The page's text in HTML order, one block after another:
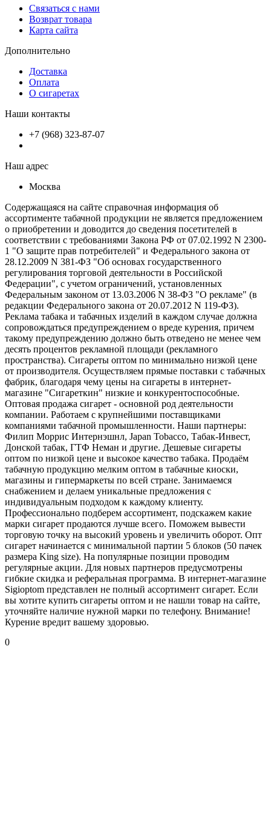
Связаться с нами
Возврат товара
Карта сайта
Дополнительно
Доставка
Оплата
О сигаретах
Наши контакты
+7 (968) 323-87-07
Наш адрес
Москва
Содержащаяся на сайте справочная информация об
ассортименте табачной продукции не является предложением
о приобретении и доводится до сведения посетителей в
соответствии с требованиями Закона РФ от 07.02.1992 N 2300-
1 "О защите прав потребителей" и Федерального закона от
28.12.2009 N 381-ФЗ "Об основах государственного
регулирования торговой деятельности в Российской
Федерации", с учетом ограничений, установленных
Федеральным законом от 13.03.2006 N 38-ФЗ "О рекламе" (в
редакции Федерального закона от 20.07.2012 N 119-ФЗ).
Реклама табака и табачных изделий в каждом случае должна
сопровождаться предупреждением о вреде курения, причем
такому предупреждению должно быть отведено не менее чем
десять процентов рекламной площади (рекламного
пространства). Сигареты оптом по минимально низкой цене
от производителя. Осуществляем прямые поставки с табачных
фабрик, благодаря чему цены на сигареты в интернет-
магазине "Сигареткин" низкие и конкурентоспособные.
Оптовая продажа сигарет - основной род деятельности
компании. Работаем с крупнейшими поставщиками
компаниями табачной промышленности. Наши партнеры:
Филип Моррис Интернэшнл, Japan Tobacco, Табак-Инвест,
Донской табак, ГТФ Неман и другие. Дешевые сигареты
оптом по низкой цене и высокое качество табака. Продаём
табачную продукцию мелким оптом в табачные киоски,
магазины и гипермаркеты по всей стране. Занимаемся
снабжением и делаем уникальные предложения с
индивидуальным подходом к каждому клиенту.
Профессионально подберем ассортимент, подскажем какие
марки сигарет продаются лучше всего. Поможем вывести
торговую точку на высокий уровень и увеличить оборот. Опт
сигарет начинается с минимальной партии 5 блоков (50 пачек
размера King size). На популярные позиции проводим
регулярные акции. Для новых партнеров предусмотрены
гибкие скидка и реферальная программа. В интернет-магазине
Sigioptom представлен не полный ассортимент сигарет. Если
вы хотите купить сигареты оптом и не нашли товар на сайте,
уточняйте наличие нужной марки по телефону. Внимание!
Курение вредит вашему здоровью.
0